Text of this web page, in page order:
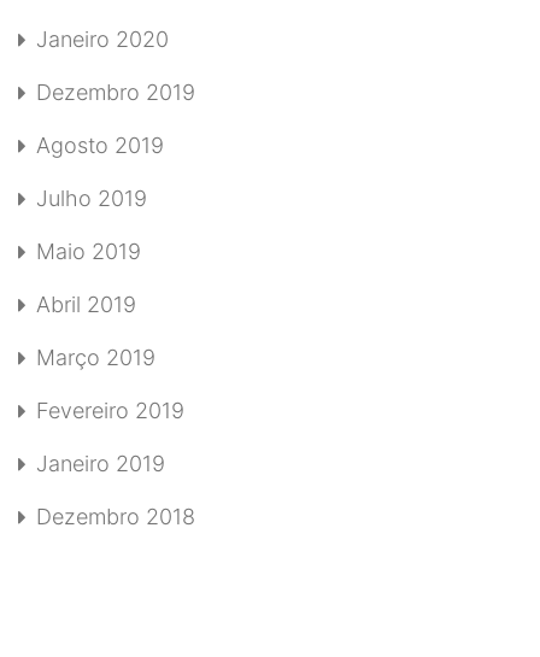
Janeiro 2020
Dezembro 2019
Agosto 2019
Julho 2019
Maio 2019
Abril 2019
Março 2019
Fevereiro 2019
Janeiro 2019
Dezembro 2018